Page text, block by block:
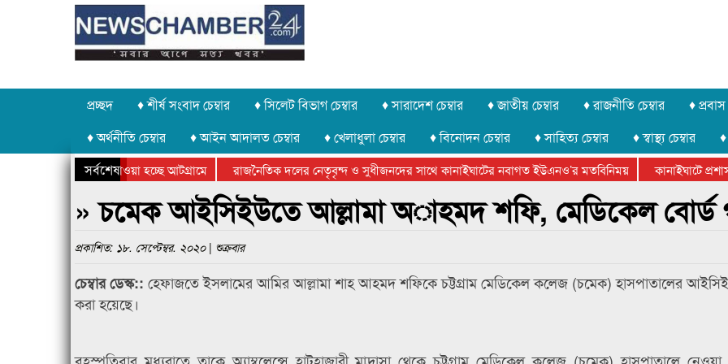
প্রচ্ছদ ♦ শীর্ষ সংবাদ চেম্বার ♦ সিলেট বিভাগ চেম্বার ♦ সারাদেশ চেম্বার ♦ জাতীয় চেম্বার ♦ রাজনীতি চেম্বার ♦ প্রবাস
♦ অর্থনীতি চেম্বার
♦ আইন আদালত চেম্বার ♦ খেলাধুলা চেম্বার ♦ বিনোদন চেম্বার ♦ সাহিত্য চেম্বার ♦ স্বাস্থ্য চেম্বার
সর্বশেষ
চুরি করে নিয়ে যাওয়া হচ্ছে আটগ্রামে রাজনৈতিক দলের নেতৃবৃন্দ ও সুধীজনদের সাথে কানাইঘাটের নবাগত ইউএনও’র মতবিনিময় কানাইঘাটে
ক্রীড়া প্রতিযোগিতার পুরস্কার বিতরণ সম্পন্ন
সিলেটে বাংলাদেশ গ্রুপ থিয়েটার ফেডারেশানের বিভাগীয় অভিনয় কর্মশালা সম্পন্ন
» চমেক আইসিইউতে আল্লামা অাহমদ শফি, মেডিকেল বোর্ড
প্রকাশিত: ১৮. সেপ্টেম্বর. ২০২০ | শুক্রবার
চেম্বার ডেস্ক::হেফাজতে ইসলামের আমির আল্লামা শাহ আহমদ শফিকে চট্টগ্রাম মেডিকেল কলেজ (চমেক) হাসপাতালের
করা হয়েছে।